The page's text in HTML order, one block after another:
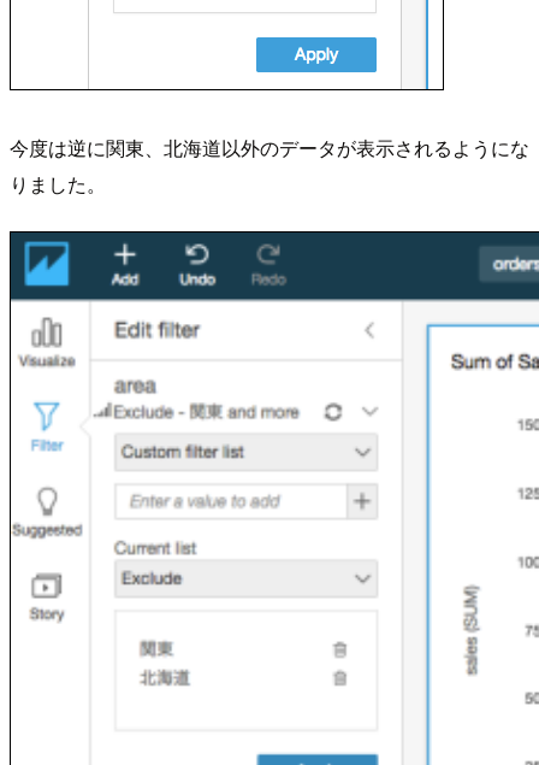
今度は逆に関東、北海道以外のデータが表示されるようにな
りました。